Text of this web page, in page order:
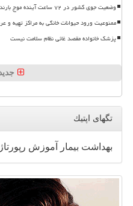
وضعیت جوی کشور در ۷۲ ساعت آینده موج بارندگی های تابستانه در راه ۱۱ استان
ممنوعیت ورود حیوانات خانگی به مراکز تهیه و
پزشک خانواده مقصد غائی نظام سلامت نیست
تگهای اپتیك
بهداشت بیمار آموزش رپورتاژ